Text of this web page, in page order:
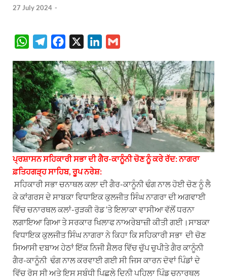
27 July 2024 -
W
a
t
s
A
p
p
l
e
g
r
a
m
c
e
b
o
o
k
n
k
e
d
I
n
a
i
l
ਪ੍ਰਸ਼ਾਸਨ ਸਹਿਕਾਰੀ ਸਭਾ ਦੀ ਗੈਰ-ਕਾਨੂੰਨੀ ਚੋਣ ਨੂੰ ਕਰੇ ਰੱਦ: ਨਾਗਰਾ
ਫ਼ਤਿਹਗੜ੍ਹ ਸਾਹਿਬ, ਰੂਪ ਨਰੇਸ਼:
ਸਹਿਕਾਰੀ ਸਭਾ ਚਨਾਥਲ ਕਲਾ ਦੀ ਗੈਰ-ਕਾਨੂੰਨੀ ਢੰਗ ਨਾਲ ਹੋਈ ਚੋਣ ਨੂੰ ਲੈ
ਕੇ ਕਾਂਗਰਸ ਦੇ ਸਾਬਕਾ ਵਿਧਾਇਕ ਕੁਲਜੀਤ ਸਿੰਘ ਨਾਗਰਾ ਦੀ ਅਗਵਾਈ
ਵਿੱਚ ਚਨਾਰਥਲ ਕਲਾਂ-ਰੁੜਕੀ ਰੋਡ ‘ਤੇ ਇਲਾਕਾ ਵਾਸੀਆ ਵੱਲੋਂ ਧਰਨਾ
ਲਗਾਇਆ ਗਿਆ ਤੇ ਸਰਕਾਰ ਖਿਲਾਫ ਨਾਅਰੇਬਾਜ਼ੀ ਕੀਤੀ ਗਈ।ਸਾਬਕਾ
ਵਿਧਾਇਕ ਕੁਲਜੀਤ ਸਿੰਘ ਨਾਗਰਾ ਨੇ ਕਿਹਾ ਕਿ ਸਹਿਕਾਰੀ ਸਭਾ ਦੀ ਚੋਣ
ਸਿਆਸੀ ਦਬਾਅ ਹੇਠਾਂ ਇੱਕ ਨਿਜੀ ਸ਼ੈਲਰ ਵਿੱਚ ਚੁੱਪ ਚੁਪੀਤੇ ਗੈਰ ਕਾਨੂੰਨੀ
ਗੈਰ-ਕਾਨੂੰਨੀ ਢੰਗ ਨਾਲ ਕਰਵਾਈ ਗਈ ਸੀ ਜਿਸ ਕਾਰਨ ਦੋਵਾਂ ਪਿੰਡਾਂ ਦੇ
ਵਿੱਚ ਰੋਸ ਸੀ ਅਤੇ ਇਸ ਸਬੰਧੀ ਪਿਛਲੇ ਦਿਨੀ ਪਹਿਲਾ ਪਿੰਡ ਚਨਾਰਥਲ